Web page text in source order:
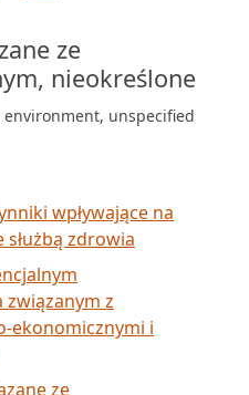
ze
nieokreślone
unspecified
wpływające na
zdrowia
z
ekonomicznymi i
ze